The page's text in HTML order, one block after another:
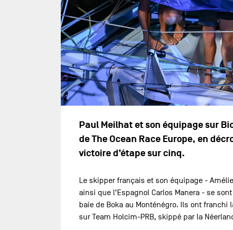
Paul Meilhat et son équipage sur
de The Ocean Race Europe, en
victoire d’étape sur cinq.
Le skipper français et son équipage -
ainsi que l’Espagnol Carlos Manera - se
baie de Boka au Monténégro. Ils ont franchi
sur Team Holcim-PRB, skippé par la